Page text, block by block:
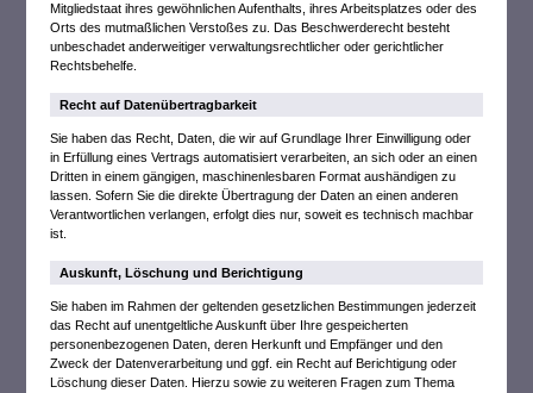
Mitgliedstaat ihres gewöhnlichen Aufenthalts, ihres Arbeitsplatzes oder des
Orts des mutmaßlichen Verstoßes zu. Das Beschwerderecht besteht
unbeschadet anderweitiger verwaltungsrechtlicher oder gerichtlicher
Rechtsbehelfe.
Recht auf Daten­übertrag­barkeit
Sie haben das Recht, Daten, die wir auf Grundlage Ihrer Einwilligung oder
in Erfüllung eines Vertrags automatisiert verarbeiten, an sich oder an einen
Dritten in einem gängigen, maschinenlesbaren Format aushändigen zu
lassen. Sofern Sie die direkte Übertragung der Daten an einen anderen
Verantwortlichen verlangen, erfolgt dies nur, soweit es technisch machbar
ist.
Auskunft, Löschung und Berichtigung
Sie haben im Rahmen der geltenden gesetzlichen Bestimmungen jederzeit
das Recht auf unentgeltliche Auskunft über Ihre gespeicherten
personenbezogenen Daten, deren Herkunft und Empfänger und den
Zweck der Datenverarbeitung und ggf. ein Recht auf Berichtigung oder
Löschung dieser Daten. Hierzu sowie zu weiteren Fragen zum Thema